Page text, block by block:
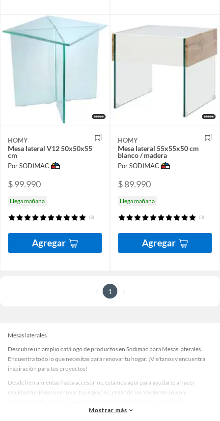
HOMY
Mesa lateral V12 50x50x55
cm
Por SODIMAC
$ 99.990
Llega mañana
(8)
Agregar
HOMY
Mesa lateral 55x55x50 cm
blanco / madera
Por SODIMAC
$ 89.990
Llega mañana
(3)
Agregar
1
Mesas laterales
Descubre un amplio catálogo de productos en Sodimac para Mesas laterales.
Encuentra todo lo que necesitas para renovar tu hogar. ¡Visítanos y encuentra
inspiración para tus proyectos!
Desde herramientas hasta accesorios, estamos aquí para ayudarte a hacer
realidad tus ideas y renovar tus espacios, creando un ambiente único y
accesorios de calidad que te ayudarán a crear un espacio más tú.
Mostrar más